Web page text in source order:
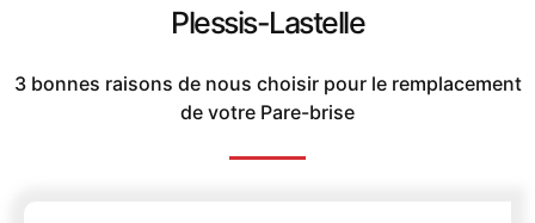
Plessis-Lastelle
3 bonnes raisons de nous choisir pour le remplacement
de votre Pare-brise